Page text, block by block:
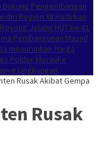
Pengembangan
Region XII Hadirkan
Jelang HUT ke-81
Pembangunan Masjid
menurunkan Harga
Polder Merauke
Lingkungan
Rusak Akibat Gempa
Rusak